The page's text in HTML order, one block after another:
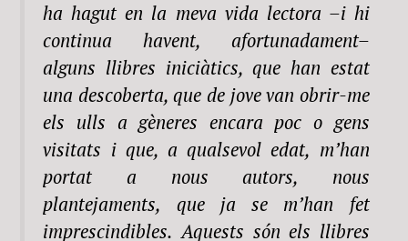
ha hagut en la meva vida lectora –i hi
continua havent, afortunadament–
alguns llibres iniciàtics, que han estat
una descoberta, que de jove van obrir-me
els ulls a gèneres encara poc o gens
visitats i que, a qualsevol edat, m’han
portat a nous autors, nous
plantejaments, que ja se m’han fet
imprescindibles. Aquests són els llibres